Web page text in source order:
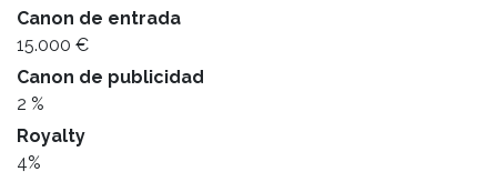
Canon de entrada
15.000 €
Canon de publicidad
2 %
Royalty
4%